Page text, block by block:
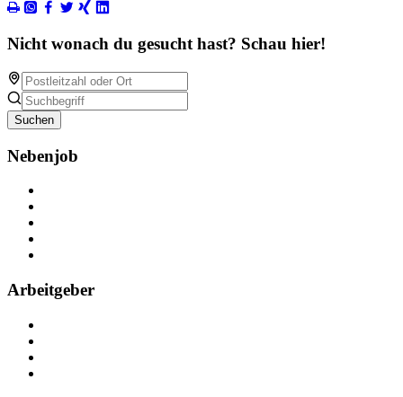
Nicht wonach du gesucht hast? Schau hier!
Suchen
Nebenjob
Arbeitgeber